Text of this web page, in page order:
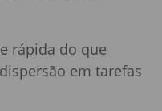
rápida do que
em tarefas